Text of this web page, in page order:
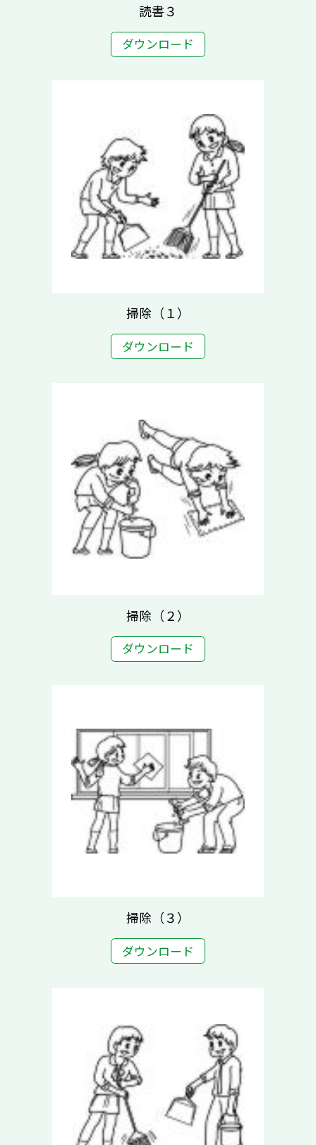
読書３
ダウンロード
掃除（１）
ダウンロード
掃除（２）
ダウンロード
掃除（３）
ダウンロード